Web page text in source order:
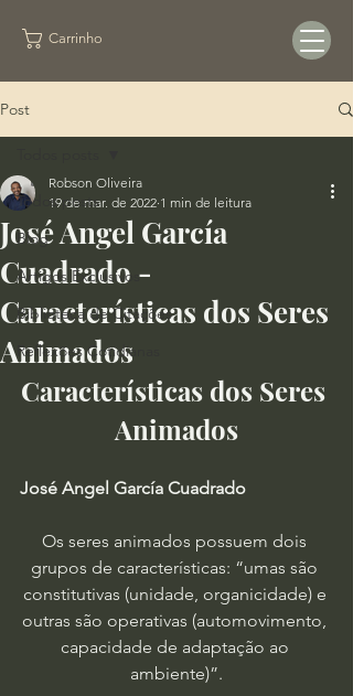
Carrinho
Post
Todos posts
Blog
Artigos Exclusivos
Biblioteca de Citações
Reflexões Cotidianas
José Angel García
Cuadrado -
Características dos Seres
Animados
Robson Oliveira
19 de mar. de 2022 1 min de leitura
Características dos Seres
Animados
José Angel García Cuadrado
Os seres animados possuem dois
grupos de características: “umas são
constitutivas (unidade, organicidade) e
outras são operativas (automovimento,
capacidade de adaptação ao
ambiente)”.